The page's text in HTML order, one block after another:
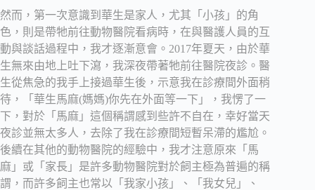
然而，第一次意識到華生是家人，尤其「小孩」的角
色，則是帶牠前往動物醫院看病時，在與醫護人員的互
動與談話過程中，我才逐漸意會。2017年夏天，由於華
生無來由地上吐下瀉，我深夜帶著牠前往醫院夜診。醫
生從焦急的我手上接過華生後，示意我在診療間外面稍
待，「華生馬麻(媽媽)你先在外面等一下」，我愣了一
下，對於「馬麻」這個稱謂感到些許不自在，幸好當天
夜診並無太多人，去除了我在診療間短暫呆滯的尷尬。
後續在其他的動物醫院的經驗中，我才注意原來「馬
麻」或「家長」是許多動物醫院對於飼主極為普遍的稱
謂，而許多飼主也常以「我家小孩」、「我女兒」、